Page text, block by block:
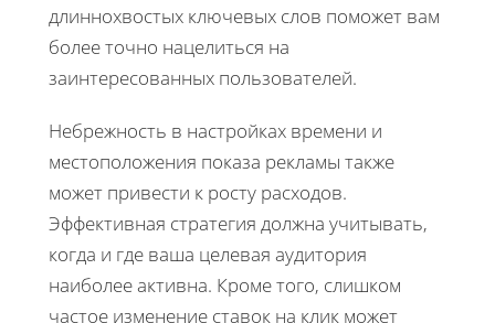
длиннохвостых ключевых слов поможет вам
более точно нацелиться на
заинтересованных пользователей.
Небрежность в настройках времени и
местоположения показа рекламы также
может привести к росту расходов.
Эффективная стратегия должна учитывать,
когда и где ваша целевая аудитория
наиболее активна. Кроме того, слишком
частое изменение ставок на клик может